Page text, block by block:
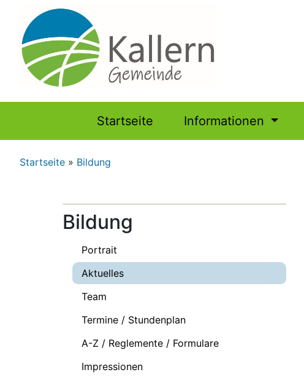
Hauptnavigation
Startseite Informationen
Pfadnavigation
Startseite Bildung
Bildung
Portrait
Aktuelles
Team
Termine / Stundenplan
A-Z / Reglemente / Formulare
Impressionen